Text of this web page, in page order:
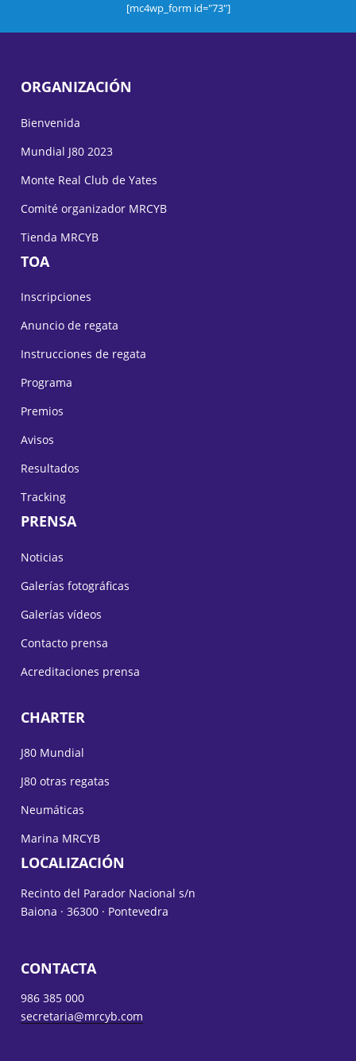
[mc4wp_form id="73"]
ORGANIZACIÓN
Bienvenida
Mundial J80 2023
Monte Real Club de Yates
Comité organizador MRCYB
Tienda MRCYB
TOA
Inscripciones
Anuncio de regata
Instrucciones de regata
Programa
Premios
Avisos
Resultados
Tracking
PRENSA
Noticias
Galerías fotográficas
Galerías vídeos
Contacto prensa
Acreditaciones prensa
CHARTER
J80 Mundial
J80 otras regatas
Neumáticas
Marina MRCYB
LOCALIZACIÓN
Recinto del Parador Nacional s/n
Baiona · 36300 · Pontevedra
CONTACTA
986 385 000
secretaria@mrcyb.com